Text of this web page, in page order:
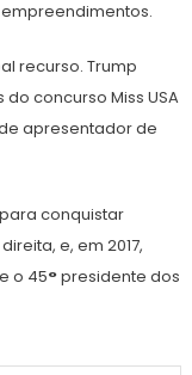
recurso. Trump
concurso Miss USA
apresentador de
conquistar
e, em 2017,
o 45°presidente dos